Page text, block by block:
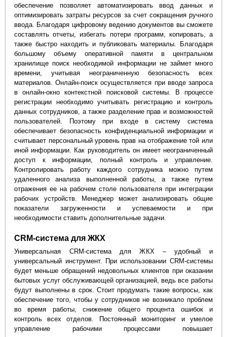
обеспечение позволяет автоматизировать ввод данных и
оптимизировать затраты ресурсов за счет сокращения ручного
ввода. Благодаря цифровому ведению документов вы сможете
составлять отчеты, избегать потери программ, копировать, а
также быстро находить и публиковать материалы. Благодаря
большому объему оперативной памяти в центральном
хранилище поиск необходимой информации не займет много
времени, учитывая неограниченную безопасность всех
материалов. Онлайн-поиск осуществляется при вводе запроса
в онлайн-окно контекстной поисковой системы. В процессе
регистрации необходимо учитывать регистрацию и контроль
данных сотрудников, а также разделение прав и возможностей
пользователей. Поэтому при входе в систему система
обеспечивает безопасность конфиденциальной информации и
считывает персональный уровень прав на отображение той или
иной информации. Как руководитель он имеет неограниченный
доступ к информации, полный контроль и управление.
Контролировать работу каждого сотрудника можно путем
удаленного анализа выполненной работы, а также путем
отражения ее на рабочем столе пользователя при интеграции
рабочих устройств. Менеджер может анализировать общие
показатели загруженности и успеваемости и при
необходимости ставить дополнительные задачи.
CRM-система для ЖКХ
Универсальная CRM-система для ЖКХ – удобный и
универсальный инструмент. При использовании CRM-системы
будет меньше обращений недовольных клиентов при оказании
бытовых услуг обслуживающей организацией, ведь все работы
будут выполнены в срок. Стоит продумать такие вопросы, как
обеспечение того, чтобы у сотрудников не возникало проблем
во время работы, снижение общего процента ошибок и
контроль всех отделов. Постоянный мониторинг и умелое
управление рабочими процессами повышает